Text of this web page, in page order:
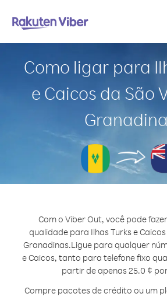
Como ligar para
e Caicos da São
Com o Viber Out, você pode
qualidade para Ilhas Turks e
Granadinas.Ligue para qualquer
e Caicos, tanto para telefone fixo
partir de apenas 25.0 ¢
Compre pacotes de crédito ou um